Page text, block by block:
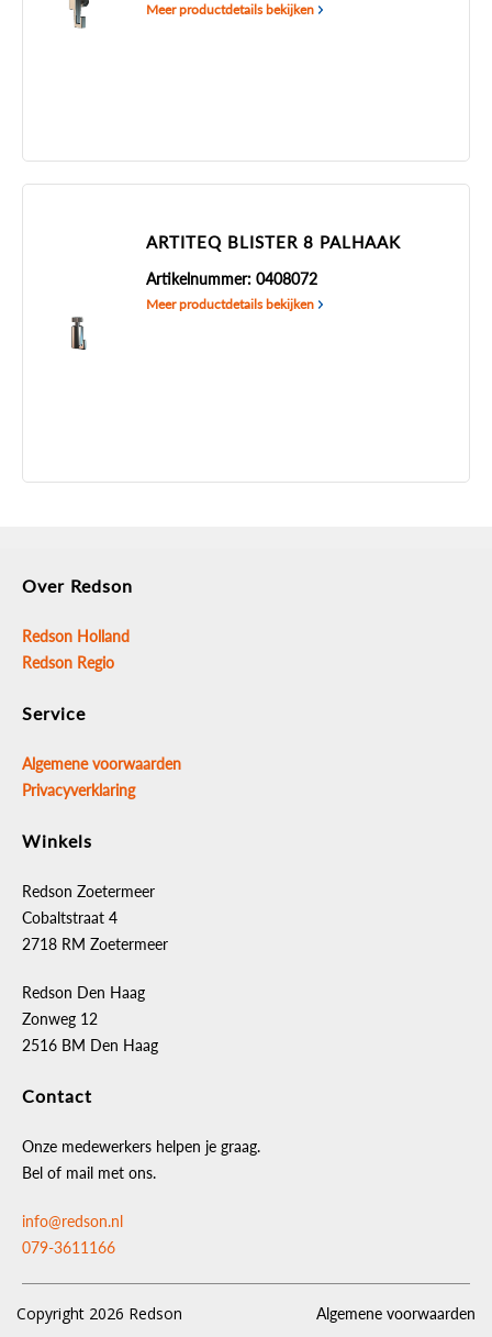
Meer productdetails bekijken
ARTITEQ BLISTER 8 PALHAAK
Artikelnummer: 0408072
Meer productdetails bekijken
Over Redson
Redson Holland
Redson Regio
Service
Algemene voorwaarden
Privacyverklaring
Winkels
Redson Zoetermeer
Cobaltstraat 4
2718 RM Zoetermeer
Redson Den Haag
Zonweg 12
2516 BM Den Haag
Contact
Onze medewerkers helpen je graag.
Bel of mail met ons.
info@redson.nl
079-3611166
Copyright 2026 Redson Algemene voorwaarden